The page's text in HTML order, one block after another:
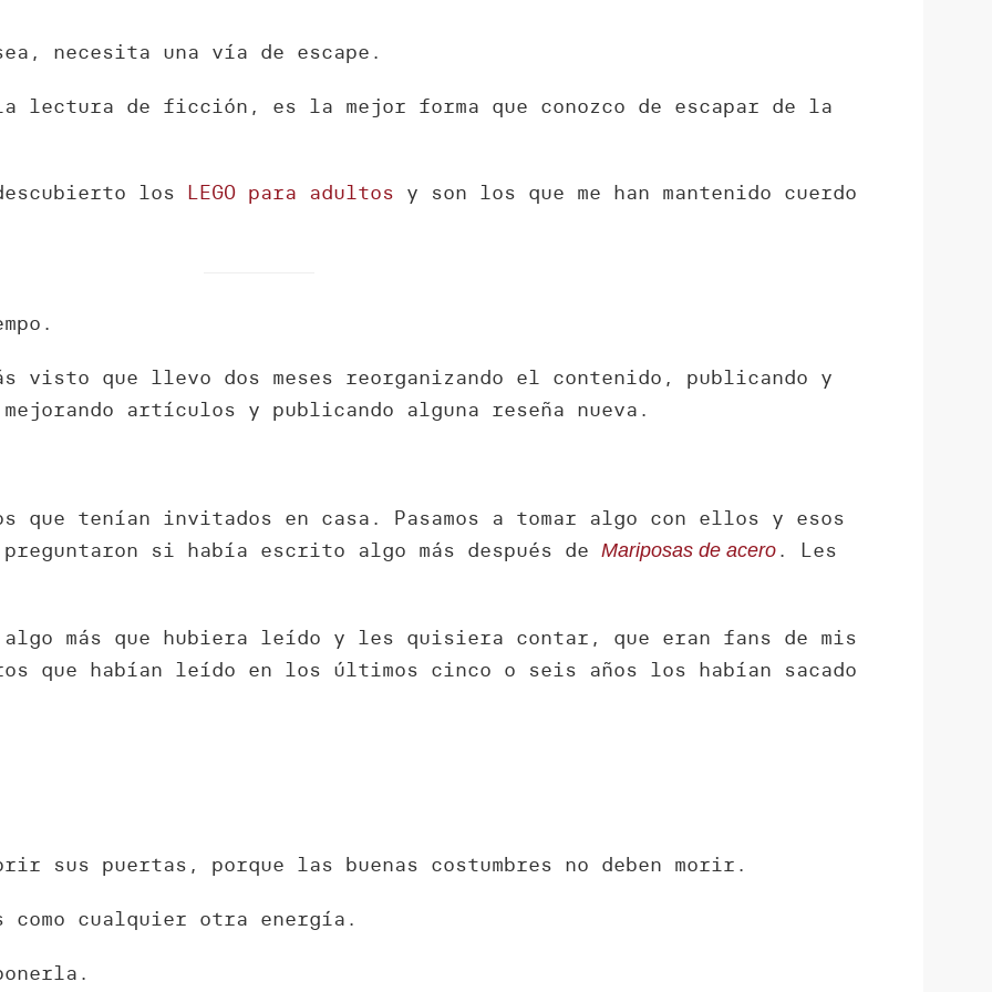
necesita una vía de escape.
de ficción, es la mejor forma que conozco de escapar de la
los LEGO para adultos y son los que me han mantenido cuerdo
visto que llevo dos meses reorganizando el contenido, publicando y
artículos y publicando alguna reseña nueva.
que tenían invitados en casa. Pasamos a tomar algo con ellos y esos
preguntaron si había escrito algo más después deMariposas de acero . Les
algo más que hubiera leído y les quisiera contar, que eran fans de mis
que habían leído en los últimos cinco o seis años los habían sacado
sus puertas, porque las buenas costumbres no deben morir.
como cualquier otra energía.